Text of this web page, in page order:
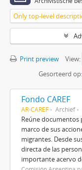
Only top-level
Print preview
View:
Gesorteerd op:
Fondo CAREF
AR-CAREF Archief
Reúne documentos
marco de sus
migrantes. Desde
directa de las
importante acervo